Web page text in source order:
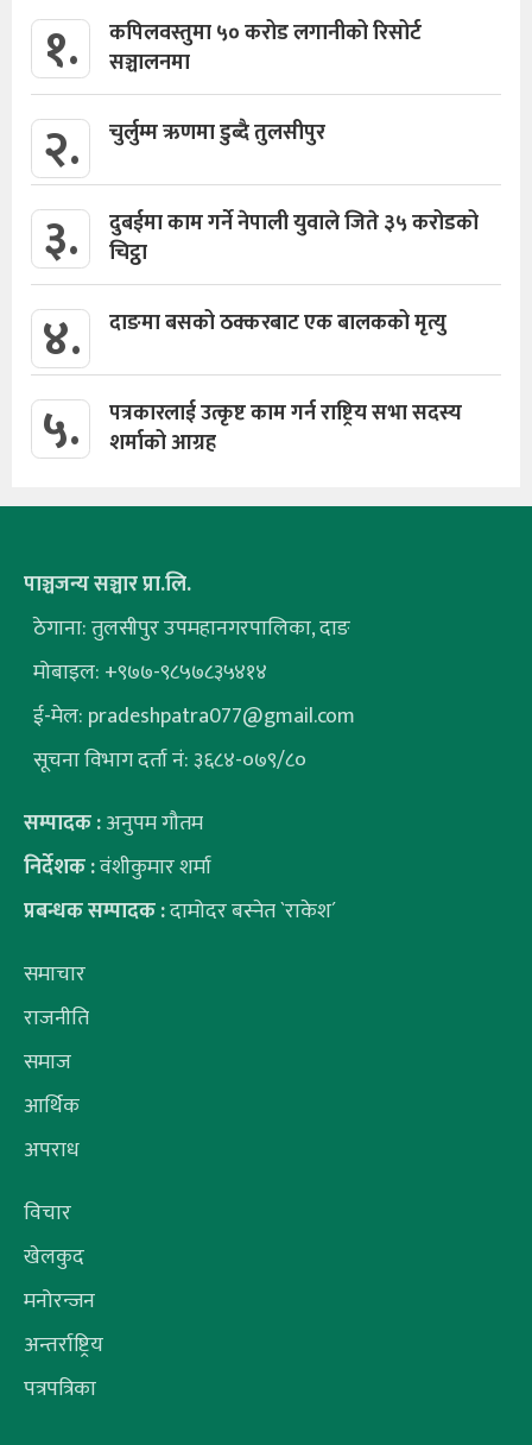
१.
कपिलवस्तुमा ५० करोड लगानीको रिसोर्ट
सञ्चालनमा
२. चुर्लुम्म ऋणमा डुब्दै तुलसीपुर
३.
दुबईमा काम गर्ने नेपाली युवाले जिते ३५ करोडको
चिट्ठा
४. दाङमा बसको ठक्करबाट एक बालकको मृत्यु
५.
पत्रकारलाई उत्कृष्ट काम गर्न राष्ट्रिय सभा सदस्य
शर्माको आग्रह
पाञ्चजन्य सञ्चार प्रा.लि.
ठेगाना: तुलसीपुर उपमहानगरपालिका, दाङ
मोबाइल: +९७७-९८५७८३५४१४
ई-मेल: pradeshpatra077@gmail.com
सूचना विभाग दर्ता नं: ३६८४-०७९/८०
सम्पादक :अनुपम गौतम
निर्देशक :वंशीकुमार शर्मा
प्रबन्धक सम्पादक :दामोदर बस्नेत `राकेश´
समाचार
राजनीति
समाज
आर्थिक
अपराध
विचार
खेलकुद
मनोरन्जन
अन्तर्राष्ट्रिय
पत्रपत्रिका